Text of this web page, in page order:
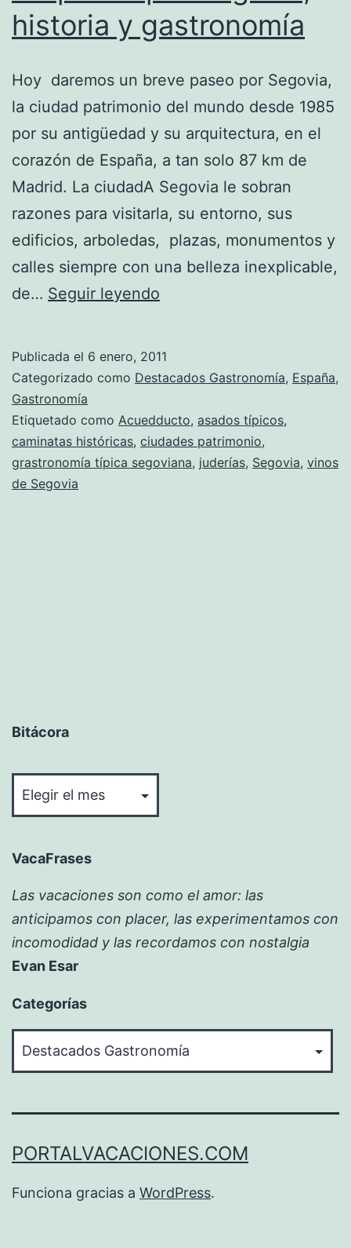
historia y gastronomía
Hoy daremos un breve paseo por Segovia,
la ciudad patrimonio del mundo desde 1985
por su antigüedad y su arquitectura, en el
corazón de España, a tan solo 87 km de
Madrid. La ciudadA Segovia le sobran
razones para visitarla, su entorno, sus
edificios, arboledas, plazas, monumentos y
calles siempre con una belleza inexplicable,
de… Seguir leyendo
Segovia,
y
gastronomía
Publicada el 6 enero, 2011
Categorizado como Destacados Gastronomía, España,
Gastronomía
Etiquetado como Acuedducto, asados típicos,
caminatas históricas, ciudades patrimonio,
grastronomía típica segoviana, juderías, Segovia, vinos
de Segovia
Bitácora
VacaFrases
Las vacaciones son como el amor: las
anticipamos con placer, las experimentamos con
incomodidad y las recordamos con nostalgia
Evan Esar
Categorías
PORTALVACACIONES.COM
Funciona gracias a WordPress.